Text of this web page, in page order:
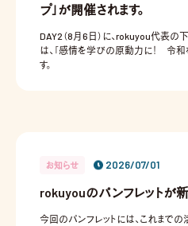
プ」が開催されます。
DAY2（8月6日）に、rokuyou代表の
は、「感情を学びの原動力に！ 令和
す。
お知らせ 2026/07/01
rokuyouのパンフレットが新
今回のパンフレットには、これまで